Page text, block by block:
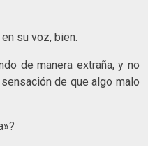
su voz, bien.
de manera extraña, y no
de que algo malo